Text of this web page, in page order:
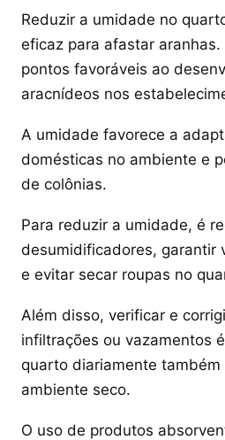
Reduzir a umidade no
eficaz para afastar
pontos favoráveis ao
aracnídeos nos
A umidade favorece a
domésticas no ambiente e
de colônias.
Para reduzir a umidade, é
desumidificadores, garantir
e evitar secar roupas no
Além disso, verificar e
infiltrações ou vazamentos
quarto diariamente
ambiente seco.
O uso de produtos